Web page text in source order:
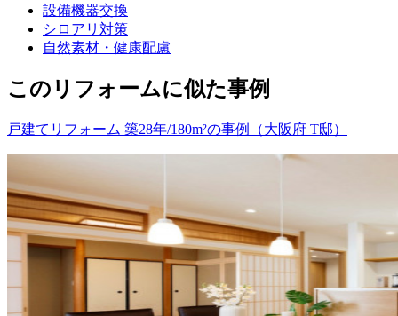
設備機器交換
シロアリ対策
自然素材・健康配慮
このリフォームに似た事例
戸建てリフォーム 築28年/180m²の事例（大阪府 T邸）